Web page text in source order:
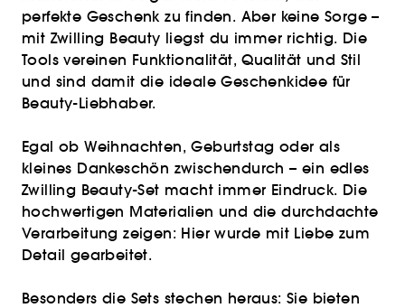
perfekte Geschenk zu finden. Aber keine Sorge –
mit Zwilling Beauty liegst du immer richtig. Die
Tools vereinen Funktionalität, Qualität und Stil
und sind damit die ideale Geschenkidee für
Beauty-Liebhaber.
Egal ob Weihnachten, Geburtstag oder als
kleines Dankeschön zwischendurch – ein edles
Zwilling Beauty-Set macht immer Eindruck. Die
hochwertigen Materialien und die durchdachte
Verarbeitung zeigen: Hier wurde mit Liebe zum
Detail gearbeitet.
Besonders die Sets stechen heraus: Sie bieten